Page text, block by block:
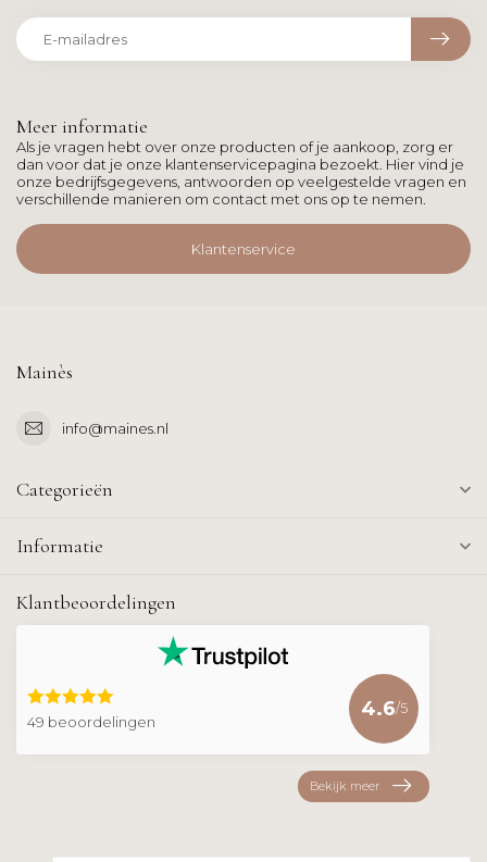
Meer informatie
Als je vragen hebt over onze producten of je aankoop, zorg er
dan voor dat je onze klantenservicepagina bezoekt. Hier vind je
onze bedrijfsgegevens, antwoorden op veelgestelde vragen en
verschillende manieren om contact met ons op te nemen.
Klantenservice
Mainès
info@maines.nl
Categorieën
Informatie
Klantbeoordelingen
49 beoordelingen
4.6/5
Bekijk meer